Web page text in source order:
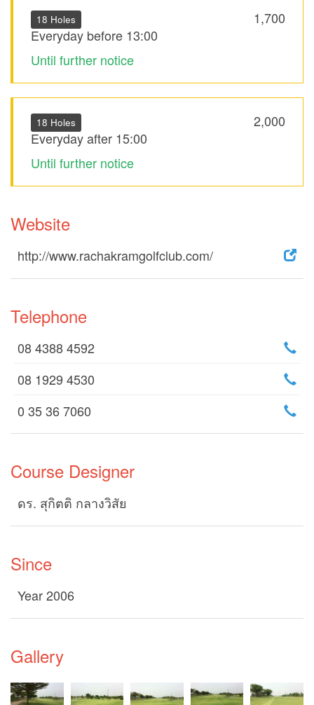
1,700
18 Holes
Everyday before 13:00
Until further notice
2,000
18 Holes
Everyday after 15:00
Until further notice
Website
http://www.rachakramgolfclub.com/
Telephone
08 4388 4592
08 1929 4530
0 35 36 7060
Course Designer
ดร. สุกิตติ กลางวิสัย
Since
Year 2006
Gallery